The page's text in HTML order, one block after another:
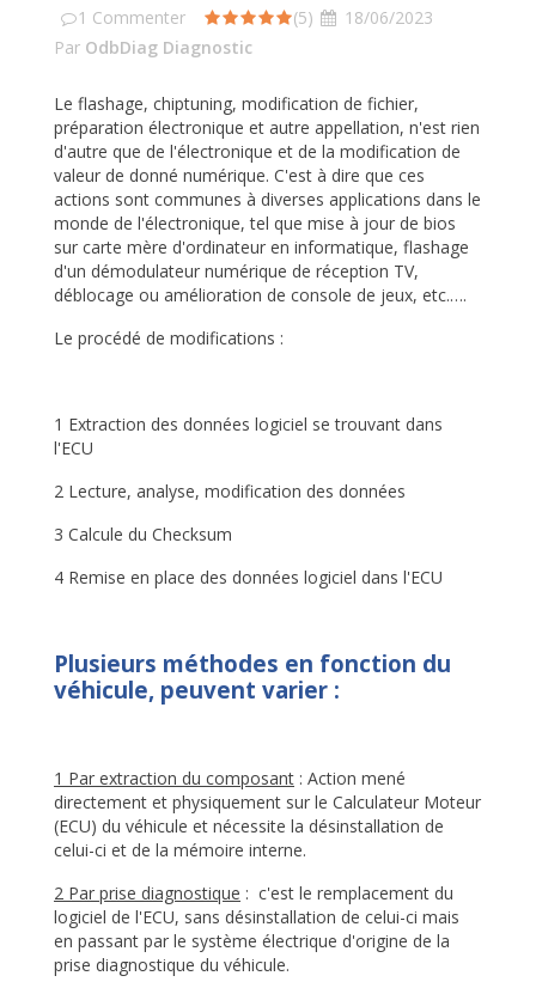
1 Commenter (5)
18/06/2023
Par OdbDiag Diagnostic
Le flashage, chiptuning, modification de fichier,
préparation électronique et autre appellation, n'est rien
d'autre que de l'électronique et de la modification de
valeur de donné numérique. C'est à dire que ces
actions sont communes à diverses applications dans le
monde de l'électronique, tel que mise à jour de bios
sur carte mère d'ordinateur en informatique, flashage
d'un démodulateur numérique de réception TV,
déblocage ou amélioration de console de jeux, etc.….
Le procédé de modifications :
1 Extraction des données logiciel se trouvant dans
l'ECU
2 Lecture, analyse, modification des données
3 Calcule du Checksum
4 Remise en place des données logiciel dans l'ECU
Plusieurs méthodes en fonction du
véhicule, peuvent varier :
1 Par extraction du composant : Action mené
directement et physiquement sur le Calculateur Moteur
(ECU) du véhicule et nécessite la désinstallation de
celui-ci et de la mémoire interne.
2 Par prise diagnostique : c'est le remplacement du
logiciel de l'ECU, sans désinstallation de celui-ci mais
en passant par le système électrique d'origine de la
prise diagnostique du véhicule.